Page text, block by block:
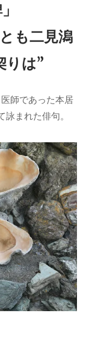
も二見潟
は”
師であった本居
まれた俳句。